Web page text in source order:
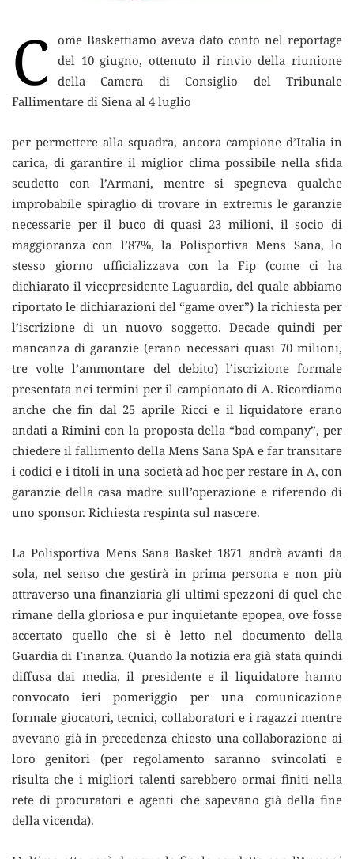
C ome Baskettiamo aveva dato conto nel reportage
del 10 giugno, ottenuto il rinvio della riunione
della Camera di Consiglio del Tribunale
Fallimentare di Siena al 4 luglio
per permettere alla squadra, ancora campione d’Italia in
carica, di garantire il miglior clima possibile nella sfida
scudetto con l’Armani, mentre si spegneva qualche
improbabile spiraglio di trovare in extremis le garanzie
necessarie per il buco di quasi 23 milioni, il socio di
maggioranza con l’87%, la Polisportiva Mens Sana, lo
stesso giorno ufficializzava con la Fip (come ci ha
dichiarato il vicepresidente Laguardia, del quale abbiamo
riportato le dichiarazioni del “game over”) la richiesta per
l’iscrizione di un nuovo soggetto. Decade quindi per
mancanza di garanzie (erano necessari quasi 70 milioni,
tre volte l’ammontare del debito) l’iscrizione formale
presentata nei termini per il campionato di A. Ricordiamo
anche che fin dal 25 aprile Ricci e il liquidatore erano
andati a Rimini con la proposta della “bad company”, per
chiedere il fallimento della Mens Sana SpA e far transitare
i codici e i titoli in una società ad hoc per restare in A, con
garanzie della casa madre sull’operazione e riferendo di
uno sponsor. Richiesta respinta sul nascere.
La Polisportiva Mens Sana Basket 1871 andrà avanti da
sola, nel senso che gestirà in prima persona e non più
attraverso una finanziaria gli ultimi spezzoni di quel che
rimane della gloriosa e pur inquietante epopea, ove fosse
accertato quello che si è letto nel documento della
Guardia di Finanza. Quando la notizia era già stata quindi
diffusa dai media, il presidente e il liquidatore hanno
convocato ieri pomeriggio per una comunicazione
formale giocatori, tecnici, collaboratori e i ragazzi mentre
avevano già in precedenza chiesto una collaborazione ai
loro genitori (per regolamento saranno svincolati e
risulta che i migliori talenti sarebbero ormai finiti nella
rete di procuratori e agenti che sapevano già della fine
della vicenda).